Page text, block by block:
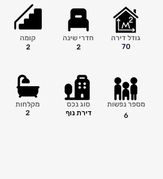
קומה
2
מקלחות
2
חדרי שינה
גודל דירה
2
סוג נכס
מספר נפשות
דירת נוף
6
70